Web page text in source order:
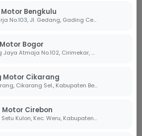
Bengkulu
Jl. Pangeran Natadirja No.103, Jl. Gedang, Gading Cemp., Kota Bengkulu, Bengkulu 38226
Bogor
Jl. Raya Mayor Oking Jaya Atmaja No.102, Cirimekar, Kec. Cibinong, Kabupaten Bogor, Jawa Barat 16918
Motor Cikarang
Jl. Mahoni 1 No.1, Serang, Cikarang Sel., Kabupaten Bekasi, Jawa Barat 17530
Cirebon
Jl. Fatahillah No.46, Setu Kulon, Kec. Weru, Kabupaten Cirebon, Jawa Barat 45154
kembali.
agar Kelistrikan
kelistrikan harus tetap
aki. Teknisi kami di
pengisian daya motor Sobi
pemeriksaan rutin, guna